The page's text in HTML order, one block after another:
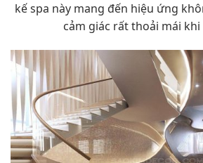
kế spa này mang đến hiệu ứng
cảm giác rất thoải mái khi